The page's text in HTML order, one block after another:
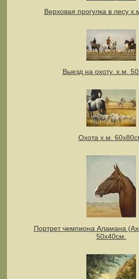
Верховая прогулка в лесу
Выезд на охоту. х.м.
Охота х.м.
Портрет чемпиона Аламана
50х40см.